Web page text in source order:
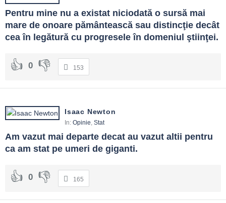
Pentru mine nu a existat niciodată o sursă mai
mare de onoare pământească sau distincţie decât
cea în legătură cu progresele în domeniul ştiinţei.
0 153
Isaac Newton
In: Opinie Stat
Am vazut mai departe decat au vazut altii pentru
ca am stat pe umeri de giganti.
0 165